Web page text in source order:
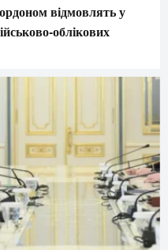
відмовлять у
облікових